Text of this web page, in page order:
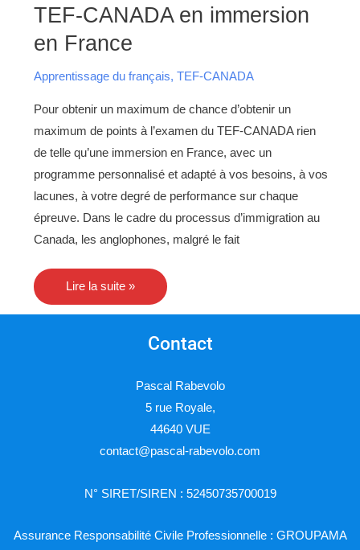
TEF-CANADA en immersion
en France
Apprentissage du français, TEF-CANADA
Pour obtenir un maximum de chance d’obtenir un
maximum de points à l’examen du TEF-CANADA rien
de telle qu’une immersion en France, avec un
programme personnalisé et adapté à vos besoins, à vos
lacunes, à votre degré de performance sur chaque
épreuve. Dans le cadre du processus d’immigration au
Canada, les anglophones, malgré le fait
préparer
le
TEF-
CANADA
en
Lire la suite »
Contact
Pascal Rabevolo
5 rue Royale,
44640 VUE
contact@pascal-rabevolo.com
N° SIRET/SIREN : 52450735700019
Assurance Responsabilité Civile Professionnelle : GROUPAMA